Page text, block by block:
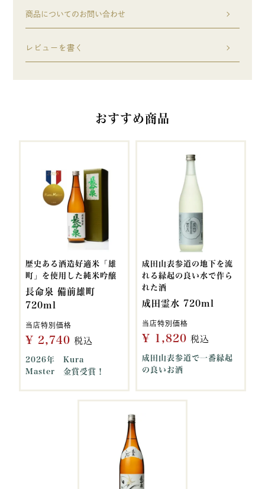
商品についてのお問い合わせ
レビューを書く
おすすめ商品
歴史ある酒造好適米「雄
町」を使用した純米吟醸
長命泉 備前雄町
720ml
当店特別価格
¥ 2,740 税込
2026年 Kura
Master 金賞受賞！
成田山表参道の地下を流
れる縁起の良い水で作ら
れた酒
成田霊水 720ml
当店特別価格
¥ 1,820 税込
成田山表参道で一番縁起
の良いお酒